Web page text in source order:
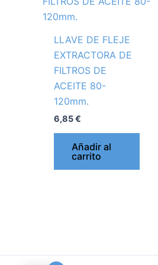
LLAVE DE FLEJE
EXTRACTORA DE
FILTROS DE
ACEITE 80-
120mm.
6,85€
Añadir al
carrito